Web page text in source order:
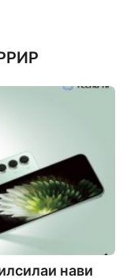
нави